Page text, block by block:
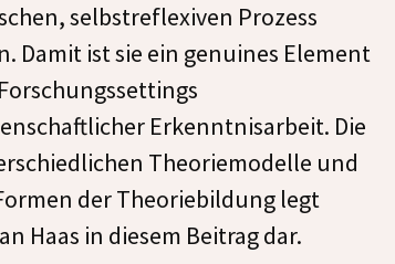
selbstreflexiven Prozess
Damit ist sie ein genuines Element
Erkenntnisarbeit. Die
Theoriemodelle und
der Theoriebildung legt
Haas in diesem Beitrag dar.